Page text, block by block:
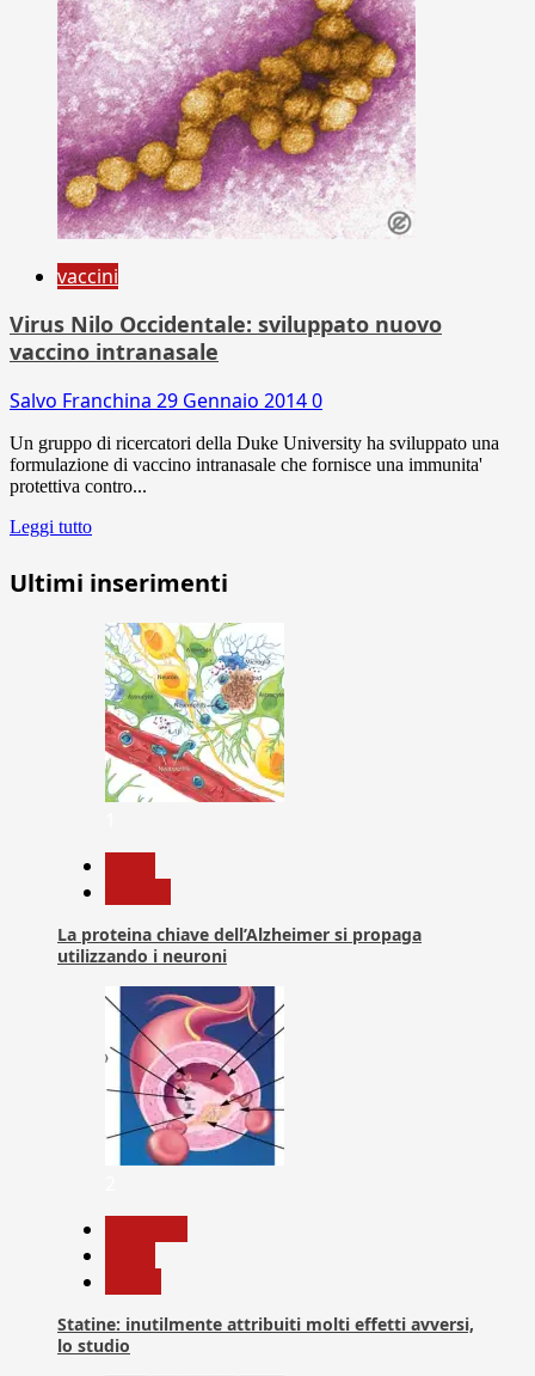
vaccini
Virus Nilo Occidentale: sviluppato nuovo
vaccino intranasale
Salvo Franchina 29 Gennaio 20140
Un gruppo di ricercatori della Duke University ha sviluppato una
formulazione di vaccino intranasale che fornisce una immunita'
protettiva contro...
Leggi tutto
Ultimi inserimenti
La proteina chiave dell’Alzheimer si propaga
utilizzando i neuroni
Statine: inutilmente attribuiti molti effetti avversi,
lo studio